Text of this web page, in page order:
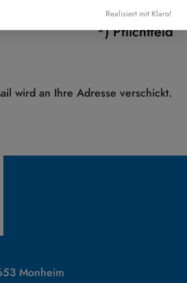
*) Pflichtfeld
wird an Ihre Adresse verschickt.
Monheim
Realisiert mit Klaro!